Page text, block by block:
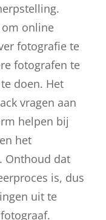
om online
fotografie te
fotografen te
doen. Het
vragen aan
helpen bij
het
Onthoud dat
is, dus
uit te